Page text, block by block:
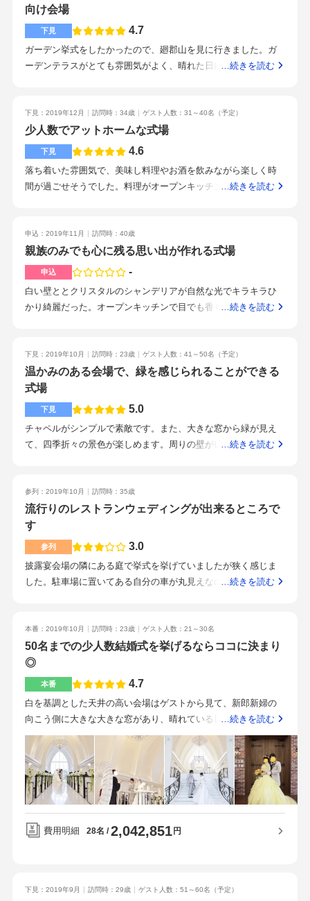
を予定している方におすすめです。
向け会場
下見 4.7
ガーデン挙式をしたかったので、廻郡山を見に行きました。ガ
ーデンテラスがとても雰囲気がよく、晴れた日に挙式出来たら
囲気で温かみがありました。小さめな会場ですが、少人数でや
りたい人にはちょうどよい会場です。オープンキッチンがあ
り、式場内から調理している様子を見ることができる作りにな
っていました。記憶の森の隣にある式場です。駐車場は広いの
で車での来場は心配ありませんでした。駐車場から式場内まで
すべてバリアフリーになっており、お年寄りやベビーカーの人
や木などナチュラルな雰囲気で統一されており、カジュアル、
アットホームな式を希望しているカップルにおすすめです。
…続きを読む
下見：2019年12月 訪問時：34歳 ゲスト人数：31～40名 （予定）
少人数でアットホームな式場
下見 4.6
落ち着いた雰囲気で、美味し料理やお酒を飲みながら楽しく時
間が過ごせそうでした。料理がオープンキッチンから提供され
わせて美味しいお酒も飲めたら最高です。駐車場も広く、車で
来ても安心です。また、駅からも遠くないので帰りが電車や新
幹線でも安心です。とても明るいスタッフさんで、いろいろお
任せできて安心です。もともと、少人数でできる会場を探して
いたので、思っていた通りの会場でとても満足です。下までの
試食がとても美味しく、即、いいなぁ〜と思いました。参列し
…続きを読む
申込：2019年11月 訪問時：40歳
親族のみでも心に残る思い出が作れる式場
申込 -
白い壁ととクリスタルのシャンデリアが自然な光でキラキラひ
かり綺麗だった。オープンキッチンで目でも香りでも楽しめそ
です。お肉の焼き加減も個別に対応してもらえるのでうれし
い。デザートブッフェがあるので楽しみ。駐車場が広いので参
列者が各々車で来ても安心。小人数での挙式、披露宴を短期間
で挙げる為に親切に丁寧に相談に乗ってくれた。小人数で短期
間の準備でも挙式、披露宴が挙げれるオリジナルのプランが無
くても大丈夫。7カ月の妊婦でもウェディングドレスを着て先が
挙げれる。挙式を考えていない場合人前式で使わせてもらえ
…続きを読む
下見：2019年10月 訪問時：23歳 ゲスト人数：41～50名 （予定）
温かみのある会場で、緑を感じられることができる
式場
下見 5.0
チャペルがシンプルで素敵です。また、大きな窓から緑が見え
て、四季折々の景色が楽しめます。周りの壁がレンガ調で、茶
婚式にかかる費用を把握できました。フォークやナイフなどで
はなく、ご高齢の方も使いやすい箸で食べる食事スタイルで、
料理もとても美味しいです。また、オープンキッチンで、五感
で楽しめる食婚式なので、今後の結婚式が楽しみです。駅から
バスで20分程度で、道路からの出入りも良く、駐車場も広いで
す。担当のスタッフさんが丁寧に説明や会場の紹介をしてくだ
さり、親身になってお話を聞いてくださるので、今後の打ち合
場です。ナチュラル、シンプルが好きなカップルが気にいる会
場です。また、食事がオススメです。
…続きを読む
参列：2019年10月 訪問時：35歳
流行りのレストランウェディングが出来るところで
す
参列 3.0
披露宴会場の隣にある庭で挙式を挙げていましたが狭く感じま
した。駐車場に置いてある自分の車が丸見えなのが残念でし
で自分でどかしました。写真を撮る時も顔が見えないとかなり
時間がかかりました。庭に植えてある木々が大きくなれば周り
が隠れるので良いかもしれませんね。庭で挙式するならキチン
と見て判断されると良いと思います。披露宴会場兼控え室でし
た。ウェルカムドリンクが用意されていましたが出てくるのが
遅かったです。ウェルカムフード？も取りに行くのが大変でし
た。60～70人くらいでしたが後ろの人との席が近く動くのが大
変でした。オープンキッチンだったのでカジュアル感がありま
した。出来たものをすぐに食べれるので温かく美味しかったで
す。結婚式で食べる料理というよりはレストランでちょっとい
いコース料理を食べる感覚です。車で行きましたが駐車場がた
くさんありました。最寄り駅からは遠いので車かバスを利用す
るのがいいと思います。バイトのこが多かったせいか出てくる
のが遅かったり、鯛茶漬けの汁をそそがれた瞬間に庭でのセレ
か？天井が高く開放感があるので少人数や友達だけのカジュア
…続きを読む
本番：2019年10月 訪問時：23歳 ゲスト人数：21～30名
50名までの少人数結婚式を挙げるならココに決まり
◎
本番 4.7
白を基調とした天井の高い会場はゲストから見て、新郎新婦の
向こう側に大きな大きな窓があり、晴れている日は特に写真映
えします☺︎挙式会場からはほんの少し離れますがまるで森の中
に来たような気持ちになる隠れ家的な会場です☺︎茶ベースに緑
がとても映え、ナチュラル・カジュアル・キュートな披露宴を
されたい方にはとってもおすすめです☺︎ちなみに私たちはプー
さんウエディングをテーマに黄色・赤・ピンク・オレンジを使
って会場装飾しました♪会場内には綺麗なトイレとブライズルー
ムガーデンやオープンキッチンがあります☺︎互助会(f3)に入会し
プロフィールブック・席次ボード、席札、メニュー表・会場装
…続きを読む
費用明細 28名 2,042,851円
下見：2019年9月 訪問時：29歳 ゲスト人数：51～60名 （予定）